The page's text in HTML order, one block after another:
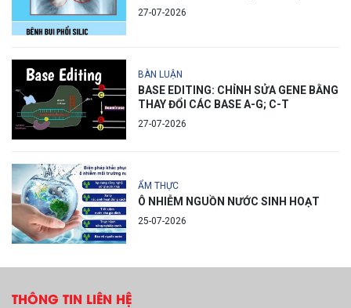
27-07-2026
BÀN LUẬN
BASE EDITING: CHỈNH SỬA GENE BẰNG
THAY ĐỔI CÁC BASE A-G; C-T
27-07-2026
ẨM THỰC
Ô NHIỄM NGUỒN NƯỚC SINH HOẠT
25-07-2026
THÔNG TIN LIÊN HỆ